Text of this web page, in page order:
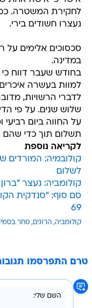
לחקירת המשטרה.
נעצרו חשודים בירי.
סכסוכים אלימים על
במדינה.
בחודש שעבר דווח
למוות בעשרה
לדברי הרשויות,
שלוש שנים. על פי
על החווה ביום
תשלום תוך כדי שהם
לקריאה נוספת
קולובמיה: המורדים
לשלום
קולומביה: נעצר
סם סוף: "סנדקית
69
קולומביה הרוגים סחר
טרם התפרסמו